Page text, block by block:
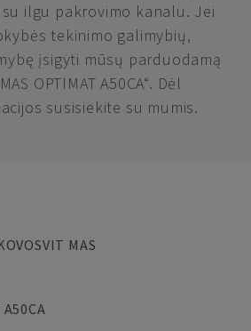
ilgu pakrovimo kanalu. Jei
tekinimo galimybių,
įsigyti mūsų parduodamą
OPTIMAT A50CA“. Dėl
susisiekite su mumis.
MAS